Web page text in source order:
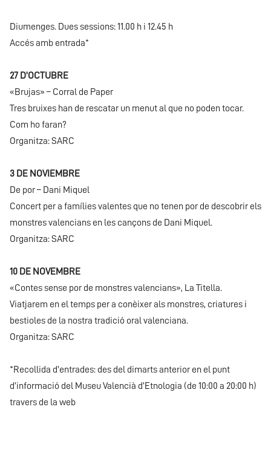
Diumenges. Dues sessions: 11.00 h i 12.45 h
Accés amb entrada*
27 D’OCTUBRE
«Brujas» – Corral de Paper
Tres bruixes han de rescatar un menut al que no poden tocar.
Com ho faran?
Organitza: SARC
3 DE NOVIEMBRE
De por – Dani Miquel
Concert per a famílies valentes que no tenen por de descobrir els
monstres valencians en les cançons de Dani Miquel.
Organitza: SARC
10 DE NOVEMBRE
«Contes sense por de monstres valencians», La Titella.
Viatjarem en el temps per a conèixer als monstres, criatures i
bestioles de la nostra tradició oral valenciana.
Organitza: SARC
*Recollida d’entrades: des del dimarts anterior en el punt
d’informació del Museu Valencià d’Etnologia (de 10:00 a 20:00 h)
travers de la web